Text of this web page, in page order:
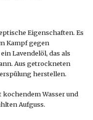
Eigenschaften. Es
Kampf gegen
Lavendelöl, das als
Aus getrockneten
herstellen.
Wasser und
Aufguss.